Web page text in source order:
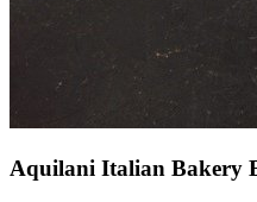
Aquilani Italian Bakery